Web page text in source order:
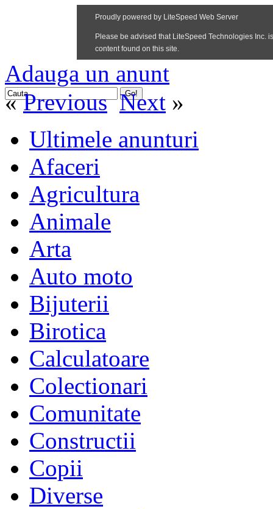
Adauga un anunt
«Previous Next »
Ultimele anunturi
Afaceri
Agricultura
Animale
Arta
Auto moto
Bijuterii
Birotica
Calculatoare
Colectionari
Comunitate
Constructii
Copii
Diverse